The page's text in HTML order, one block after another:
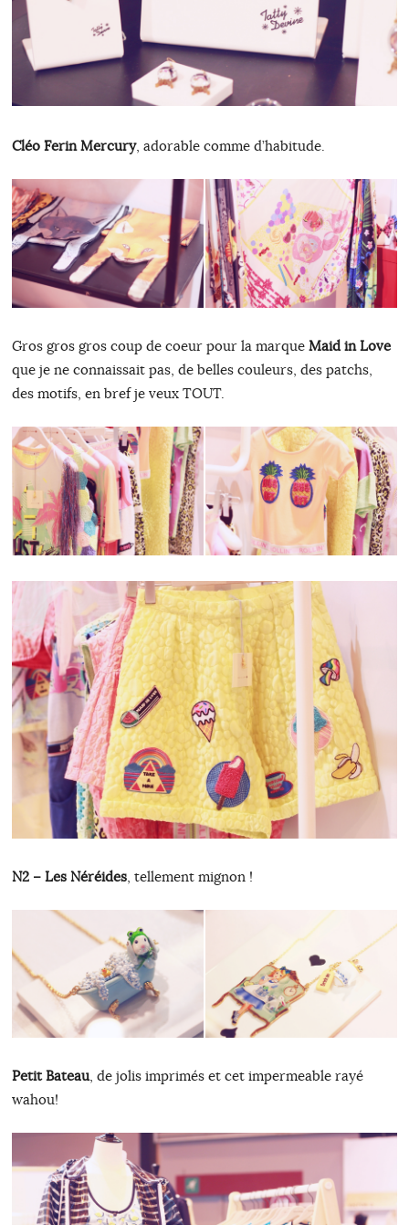
Cléo Ferin Mercury, adorable comme d’habitude.
Gros gros gros coup de coeur pour la marque Maid in Love
que je ne connaissait pas, de belles couleurs, des patchs,
des motifs, en bref je veux TOUT.
N2 – Les Néréides, tellement mignon !
Petit Bateau, de jolis imprimés et cet impermeable rayé
wahou!